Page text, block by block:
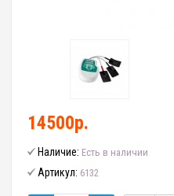
14500р.
Наличие: Есть в наличии
Артикул: 6132